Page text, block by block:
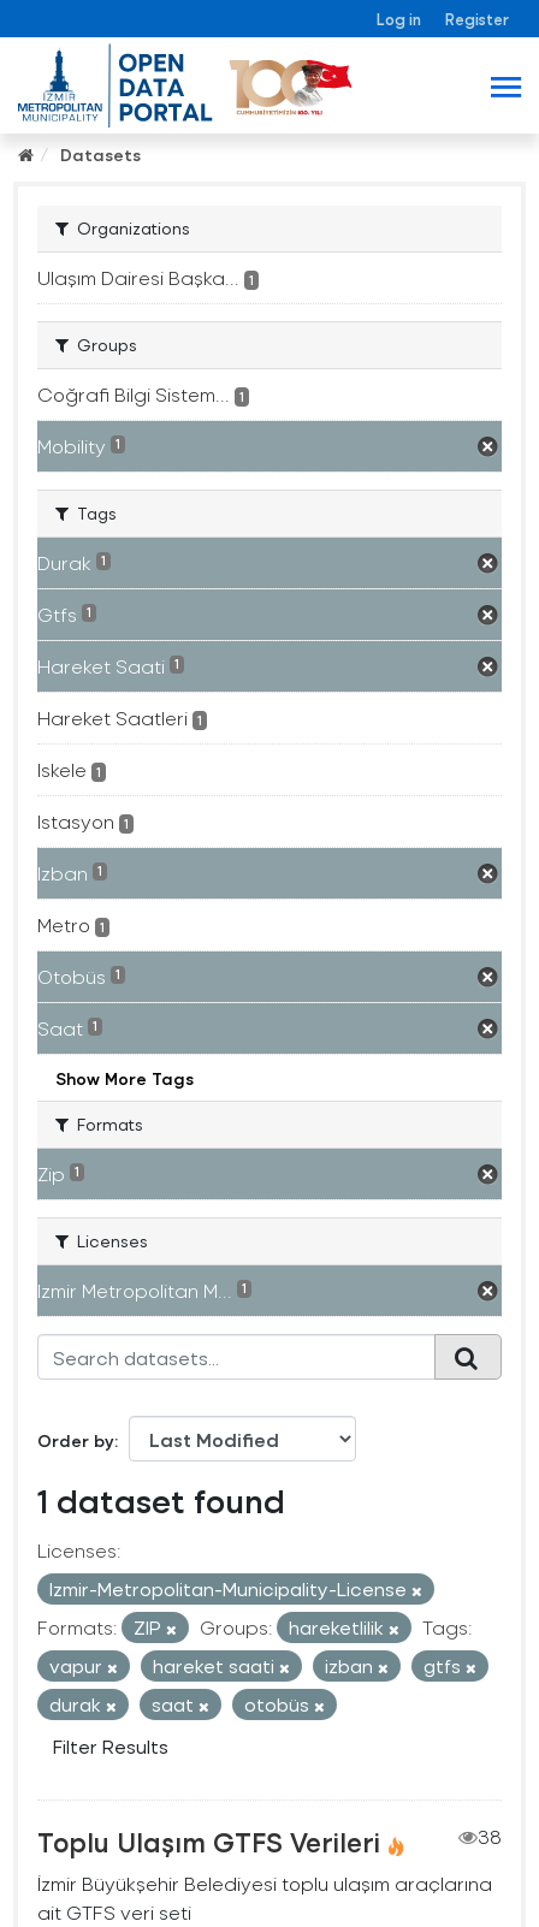
Log in Register
Datasets
Organizations
Ulaşım Dairesi Başka... 1
Groups
Coğrafi Bilgi Sistem... 1
Mobility 1
Tags
Durak 1
Gtfs 1
Hareket Saati 1
Hareket Saatleri 1
Iskele 1
Istasyon 1
Izban 1
Metro 1
Otobüs 1
Saat 1
Show More Tags
Formats
Zip 1
Licenses
Izmir Metropolitan M... 1
Order by
1 dataset found
Licenses:
Izmir-Metropolitan-Municipality-License
Formats:
ZIP Groups: hareketlilik
Tags:
vapur
hareket saati izban
gtfs
durak
saat
otobüs
Filter Results
Toplu Ulaşım GTFS Verileri
38
İzmir Büyükşehir Belediyesi toplu ulaşım araçlarına
ait GTFS veri seti